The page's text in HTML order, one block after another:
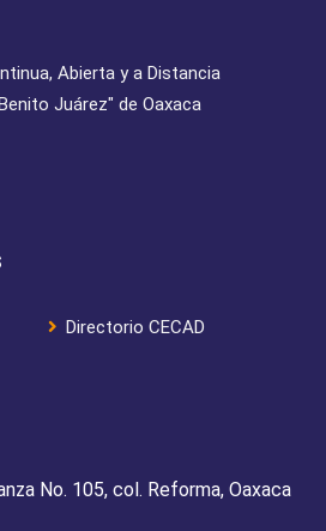
Abierta y a Distancia
Juárez" de Oaxaca
Directorio CECAD
No. 105, col. Reforma, Oaxaca